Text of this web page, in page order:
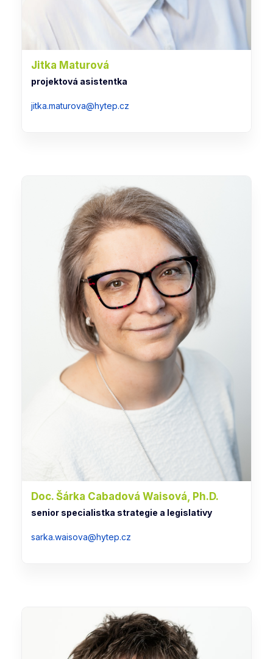
Jitka Maturová
projektová asistentka
jitka.maturova@hytep.cz
Doc. Šárka Cabadová Waisová, Ph.D.
senior specialistka strategie a legislativy
sarka.waisova@hytep.cz